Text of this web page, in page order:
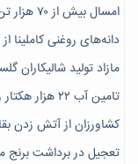
امسال بیش از ۷۰ هزار تن پسته در رفسنجان برداشت می‌شود
دانه‌های روغنی
مازاد تولید شالیکاران
تامین آب ۲۲ هزار هکتار زمین کشاورزی از طریق سدهای خراسان شمالی
کشاورزان از آتش زدن
تعجیل در برداشت برنج